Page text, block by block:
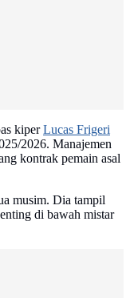
kiperLucas Frigeri
2026. Manajemen
kontrak pemain asal
musim. Dia tampil
di bawah mistar